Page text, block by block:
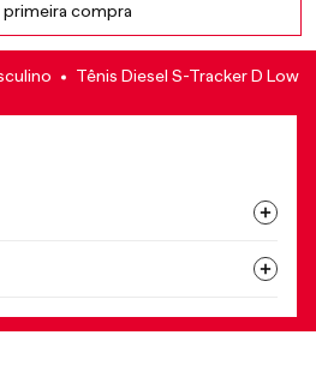
primeira compra
Tênis Diesel S-Tracker D Low